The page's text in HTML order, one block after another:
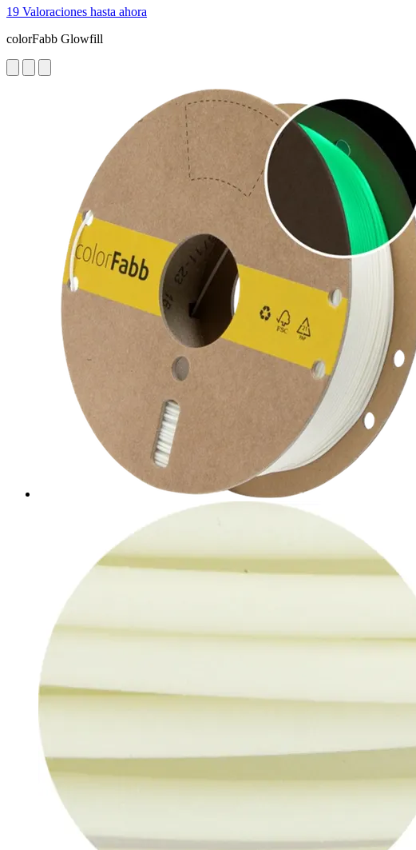
19 Valoraciones hasta ahora
colorFabb Glowfill